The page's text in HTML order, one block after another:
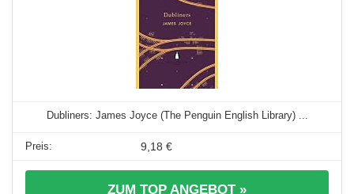
Dubliners: James Joyce (The Penguin English Library) ...
9,18 €
ZUM TOP ANGEBOT »